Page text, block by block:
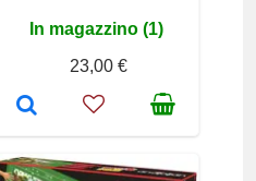
In magazzino (1)
23,00 €